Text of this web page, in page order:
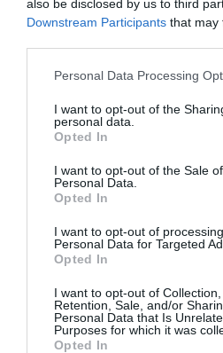
also be disclosed by us to third
Downstream Participants that may
Personal Data Processing
I want to opt-out of the
personal data.
Opted In
I want to opt-out of the Sale
Personal Data.
Opted In
I want to opt-out of
Personal Data for Targeted
Opted In
I want to opt-out of Collection,
Retention, Sale, and/or
Personal Data that Is
Purposes for which it was
Opted In
DERNIERS
atplhkt a commenté l'article :
Contrôles aux frontières entre
Il s’est masturbé sur une
de prison et interdiction de